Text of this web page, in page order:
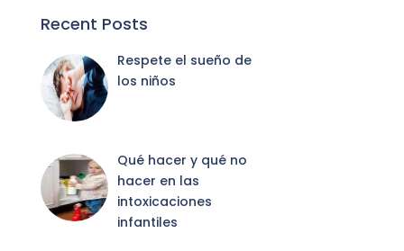
Recent Posts
Respete el sueño de
los niños
Qué hacer y qué no
hacer en las
intoxicaciones
infantiles